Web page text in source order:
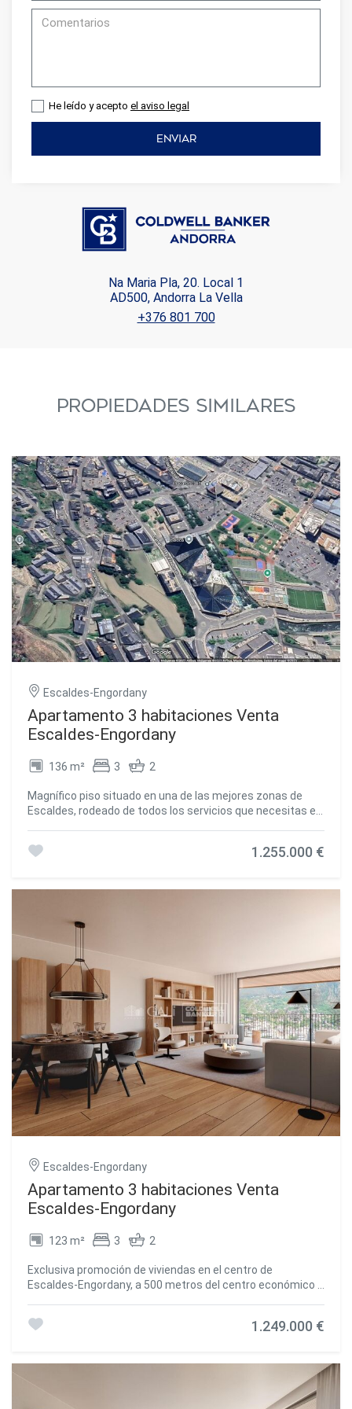
He leído y acepto el aviso legal
ENVIAR
Na Maria Pla, 20. Local 1
AD500, Andorra La Vella
+376 801 700
PROPIEDADES SIMILARES
Escaldes-Engordany
Apartamento 3 habitaciones Venta
Escaldes-Engordany
136 m² 3 2
Magnífico piso situado en una de las mejores zonas de
Escaldes, rodeado de todos los servicios que necesitas en
tranquilo, sin apenas tráfico rodado.~La vivienda cuenta
una preciosa terraza de orientada al sur.~ Sistema de
aerotermia y suelo radiante en toda la vivienda~ Ventanas
de PVC con triple acristalamiento para un excelente
aislamiento térmico y acústico~ Bonito diseño interior y
materiales de primera calidad~Además, dispone de una
práctica sala independiente para lavadora, secadora y
almacenamiento.~La propiedad incluye un amplio trastero
y una plaza de parking doble.~Es un piso de reciente
construcción, de menos de 3 años.~Una vivienda pensada
para disfrutar de la tranquilidad, el confort y la calidad de
vida, sin renunciar a una ubicación
excelente.~Contáctanos para más información.
#ref:04365/5210
1.255.000 €
Escaldes-Engordany
Apartamento 3 habitaciones Venta
Escaldes-Engordany
123 m² 3 2
Exclusiva promoción de viviendas en el centro de
Escaldes-Engordany, a 500 metros del centro económico y
doble tipo suite y la otras dos normales. Todas ellas con
espectaculares sobre el Valle de Andorra y Escaldes, y sol
1.249.000 €